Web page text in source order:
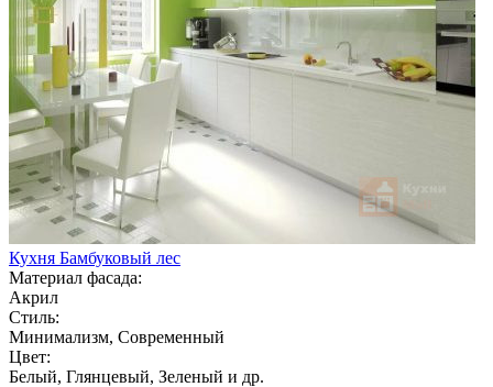
Кухня Бамбуковый лес
Материал фасада:
Акрил
Стиль:
Минимализм, Современный
Цвет:
Белый, Глянцевый, Зеленый и др.